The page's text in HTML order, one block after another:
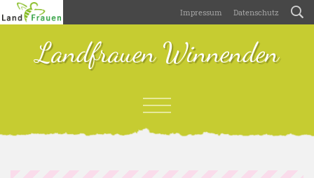
Impressum Datenschutz
Landfrauen Winnenden